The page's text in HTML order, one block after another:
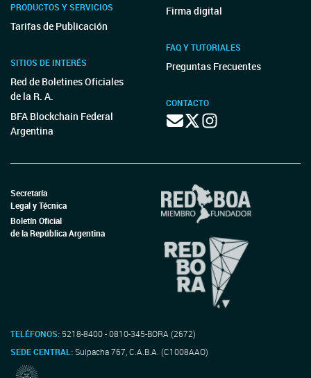
PRODUCTOS Y SERVICIOS
Tarifas de Publicación
SITIOS DE INTERÉS
Red de Boletines Oficiales
de la R. A.
BFA Blockchain Federal
Argentina
Firma digital
FAQ Y TUTORIALES
Preguntas Frecuentes
CONTACTO
Secretaría
Legal y Técnica
Boletín Oficial
de la República Argentina
TELÉFONOS: 5218-8400 - 0810-345-BORA (2672)
SEDE CENTRAL:Suipacha 767, C.A.B.A. (C1008AAO)